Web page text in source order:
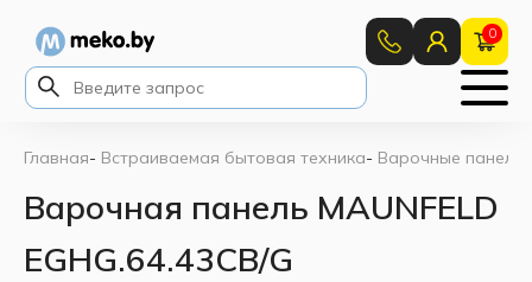
0
Главная- Встраиваемая бытовая техника- Варочные панели
Варочная панель MAUNFELD
EGHG.64.43CB/G